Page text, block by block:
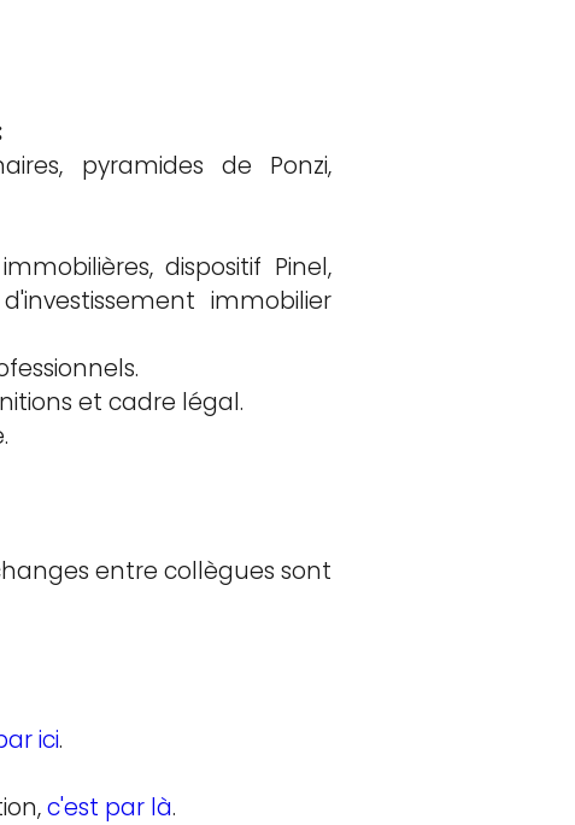
pyramides de Ponzi,
dispositif Pinel,
immobilier
et cadre légal.
entre collègues sont
ici.
c'est par là.